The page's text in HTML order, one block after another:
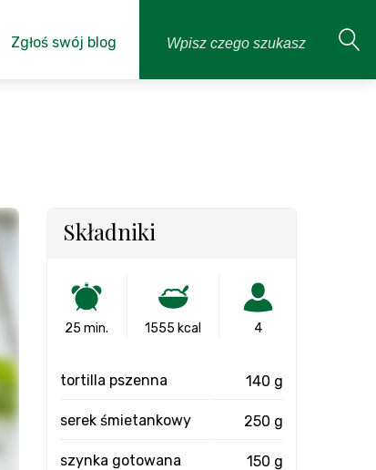
Zgłoś swój blog
Składniki
25 min. 1555 kcal 4
tortilla pszenna 140 g
serek śmietankowy 250 g
szynka gotowana 150 g